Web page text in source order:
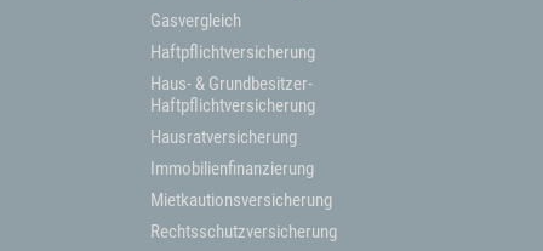
Gasvergleich
Haftpflichtversicherung
Haus- & Grundbesitzer-
Haftpflichtversicherung
Hausratversicherung
Immobilienfinanzierung
Mietkautionsversicherung
Rechtsschutzversicherung